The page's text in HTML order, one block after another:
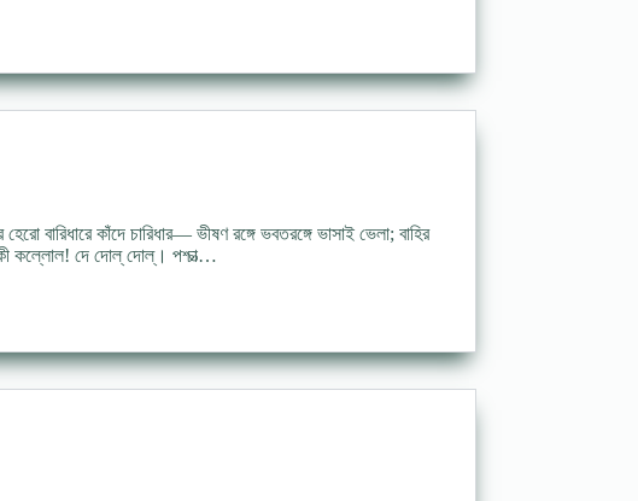
বারিধারে কাঁদে চারিধার— ভীষণ রঙ্গে ভবতরঙ্গে ভাসাই ভেলা; বাহির
কল্লোল! দে দোল্ দোল্। পশ্চাত্‍‌…